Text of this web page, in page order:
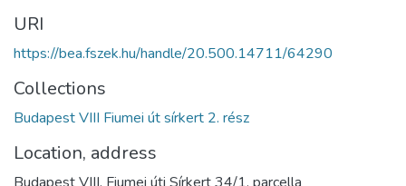
URI
https://bea.fszek.hu/handle/20.500.14711/64290
Collections
Budapest VIII Fiumei út sírkert 2. rész
Location, address